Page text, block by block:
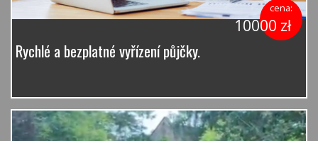
cena:
10000 zł
Rychlé a bezplatné vyřízení půjčky.